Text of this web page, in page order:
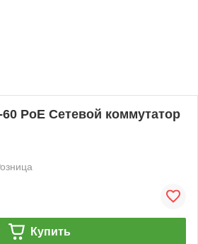
PoE Сетевой коммутатор
Купить